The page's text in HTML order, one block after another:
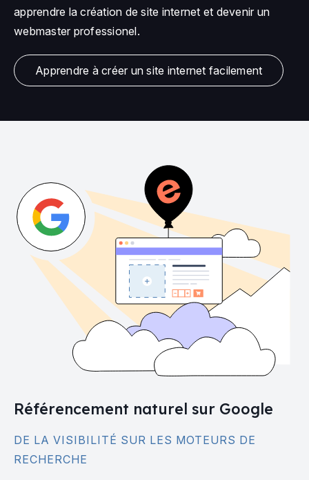
apprendre la création de site internet et devenir un
webmaster professionel.
Apprendre à créer un site internet facilement
Référencement naturel sur Google
DE LA VISIBILITÉ SUR LES MOTEURS DE
RECHERCHE